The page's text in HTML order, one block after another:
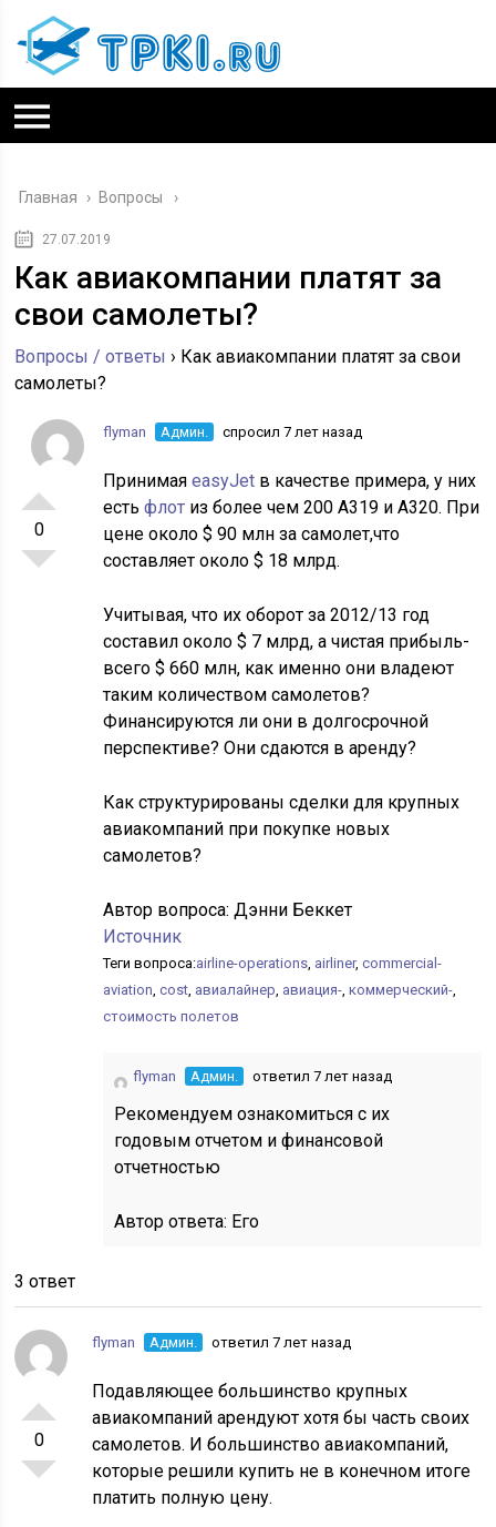
Главная › Вопросы
27.07.2019
Как авиакомпании платят за
свои самолеты?
Вопросы / ответы › Как авиакомпании платят за свои
самолеты?
0
flyman Админ. спросил 7 лет назад
ПринимаяeasyJet в качестве примера, у них
естьфлот из более чем 200 A319 и A320. При
цене около$90 млн за самолет,что
составляет около$ 18 млрд.
Учитывая, что их оборот за 2012/13 год
составил около$ 7 млрд, а чистая прибыль-
всего$660 млн, как именно они владеют
таким количеством самолетов?
Финансируются ли они в долгосрочной
перспективе? Они сдаются в аренду?
Как структурированы сделки для крупных
авиакомпаний при покупке новых
самолетов?
Автор вопроса:Дэнни Беккет
Источник
Теги вопроса:airline-operations, airliner,commercial-
aviation,cost, авиалайнер, авиация-,коммерческий-,
стоимость полетов
flyman Админ. ответил 7 лет назад
Рекомендуем ознакомиться с их
годовым отчетом и финансовой
отчетностью
Автор ответа: Его
3 ответ
0
flyman Админ. ответил 7 лет назад
Подавляющее большинство крупных
авиакомпаний арендуют хотя бы часть своих
самолетов. И большинство авиакомпаний,
которые решили купить не в конечном итоге
платить полную цену.